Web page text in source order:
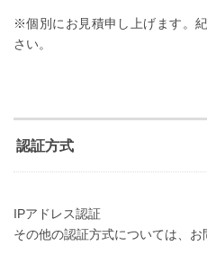
※個別にお見積申し上げます。
さい。
認証方式
IPアドレス認証
その他の認証方式については、お